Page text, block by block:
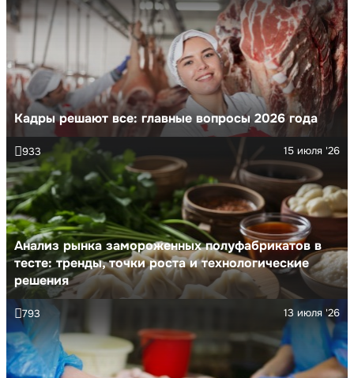
Кадры решают все: главные вопросы 2026 года
Анализ рынка замороженных полуфабрикатов в
тесте: тренды, точки роста и технологические
решения
15 июля '26
933
13 июля '26
793